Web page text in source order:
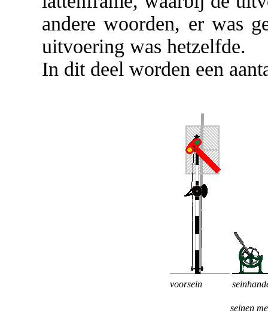
andere woorden, er was
uitvoering was hetzelfde.
In dit deel worden een
voorsein
seinen